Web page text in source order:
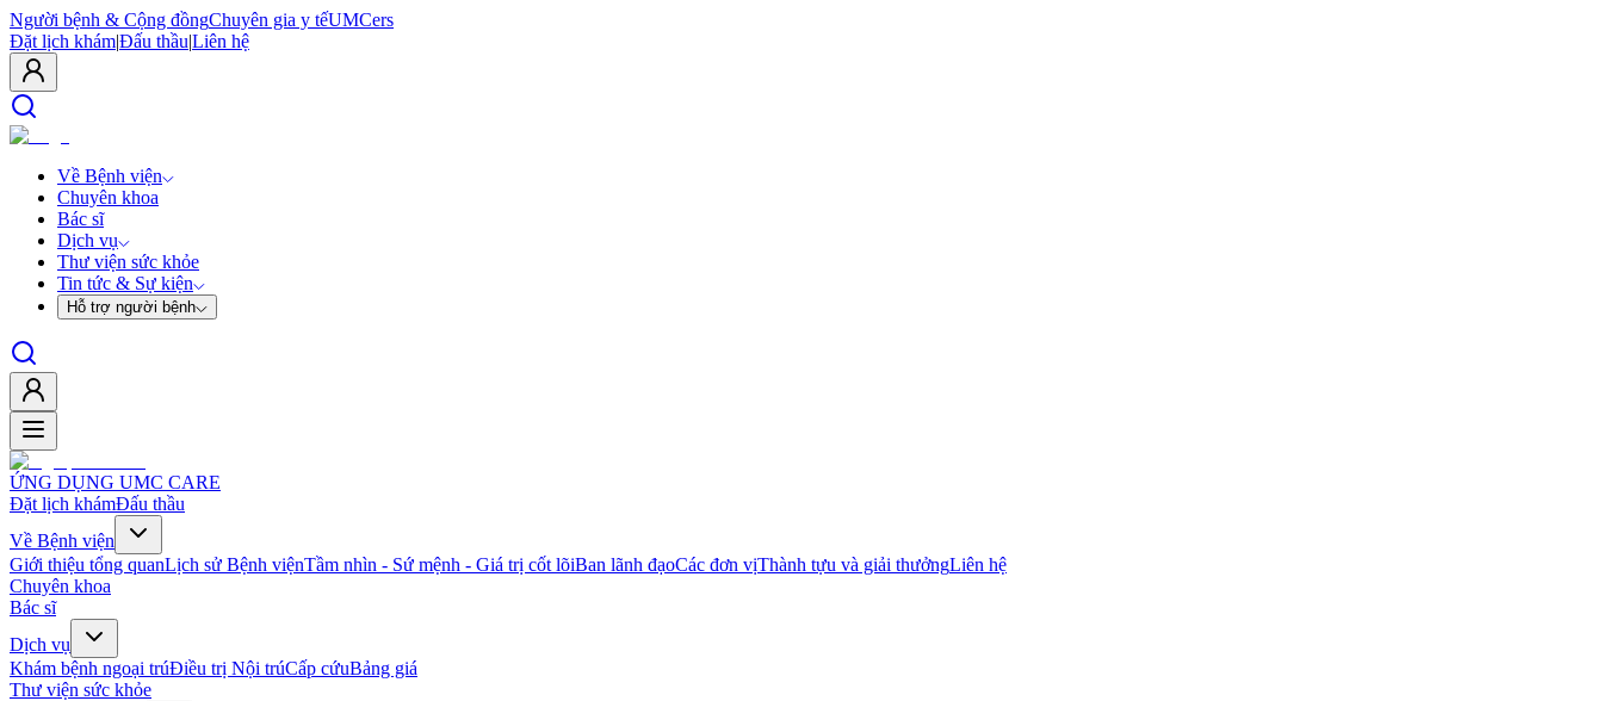
Người bệnh & Cộng đồngChuyên gia y tếUMCers
Đặt lịch khám|Đấu thầu|Liên hệ
Về Bệnh viện
Chuyên khoa
Bác sĩ
Dịch vụ
Thư viện sức khỏe
Tin tức & Sự kiện
Hỗ trợ người bệnh
ỨNG DỤNG UMC CARE
Đặt lịch khámĐấu thầu
Về Bệnh viện
Giới thiệu tổng quanLịch sử Bệnh việnTầm nhìn - Sứ mệnh - Giá trị cốt lõiBan lãnh đạoCác đơn vịThành tựu và giải thưởngLiên hệ
Chuyên khoa
Bác sĩ
Dịch vụ
Khám bệnh ngoại trúĐiều trị Nội trúCấp cứuBảng giá
Thư viện sức khỏe